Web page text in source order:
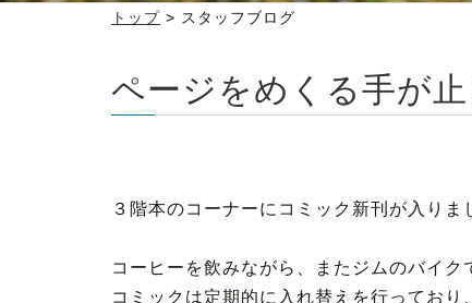
トップ > スタッフブログ
ページをめくる手が止
３階本のコーナーにコミック新刊が入りま
コーヒーを飲みながら、またジムのバイ
コミックは定期的に入れ替えを行っており